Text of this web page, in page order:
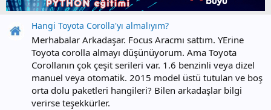
Hangi Toyota Corolla'yı almalıyım?
Merhabalar Arkadaşar. Focus Aracmı sattım. YErine
Toyota corolla almayı düşünüyorum. Ama Toyota
Corollanın çok çeşit serileri var. 1.6 benzinli veya dizel
manuel veya otomatik. 2015 model üstü tutulan ve boş
orta dolu paketleri hangileri? Bilen arkadaşlar bilgi
verirse teşekkürler.